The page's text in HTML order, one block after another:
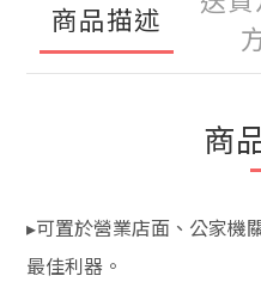
商品描述
商
▸可置於營業店面、公家機
最佳利器。